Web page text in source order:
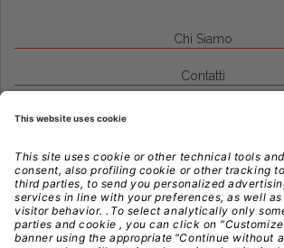
Chi Siamo
Contatti
Note Legali
Privacy
Gestione Cookie